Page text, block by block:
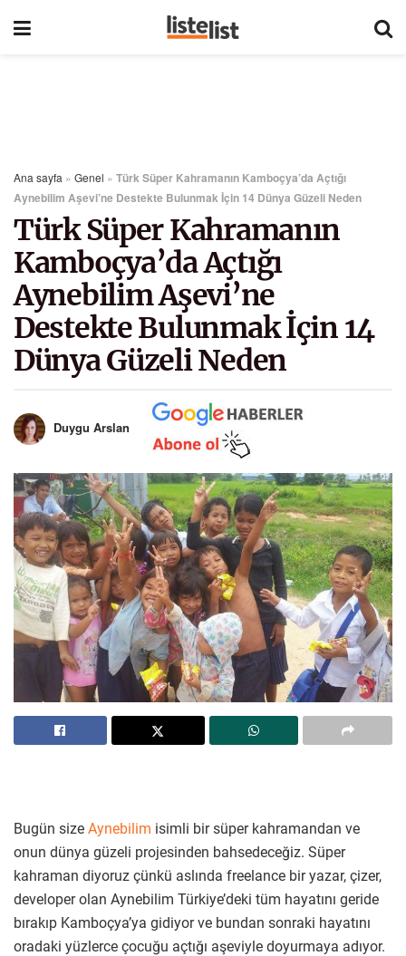
Ana sayfa » Genel » Türk Süper Kahramanın Kamboçya’da Açtığı
Aynebilim Aşevi’ne Destekte Bulunmak İçin 14 Dünya Güzeli Neden
Türk Süper Kahramanın
Kamboçya’da Açtığı
Aynebilim Aşevi’ne
Destekte Bulunmak İçin 14
Dünya Güzeli Neden
Duygu Arslan
Bugün size Aynebilim isimli bir süper kahramandan ve
onun dünya güzeli projesinden bahsedeceğiz. Süper
kahraman diyoruz çünkü aslında freelance bir yazar, çizer,
developer olan Aynebilim Türkiye’deki tüm hayatını geride
bırakıp Kamboçya’ya gidiyor ve bundan sonraki hayatını
oradaki yüzlerce çocuğu açtığı aşeviyle doyurmaya adıyor.